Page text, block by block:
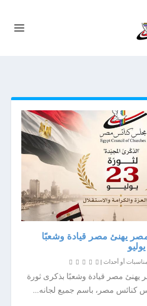
يهنئ مصر قيادة وشعبًا
أو أحداث |
مصر قيادة وشعبًا بذكرى ثورة